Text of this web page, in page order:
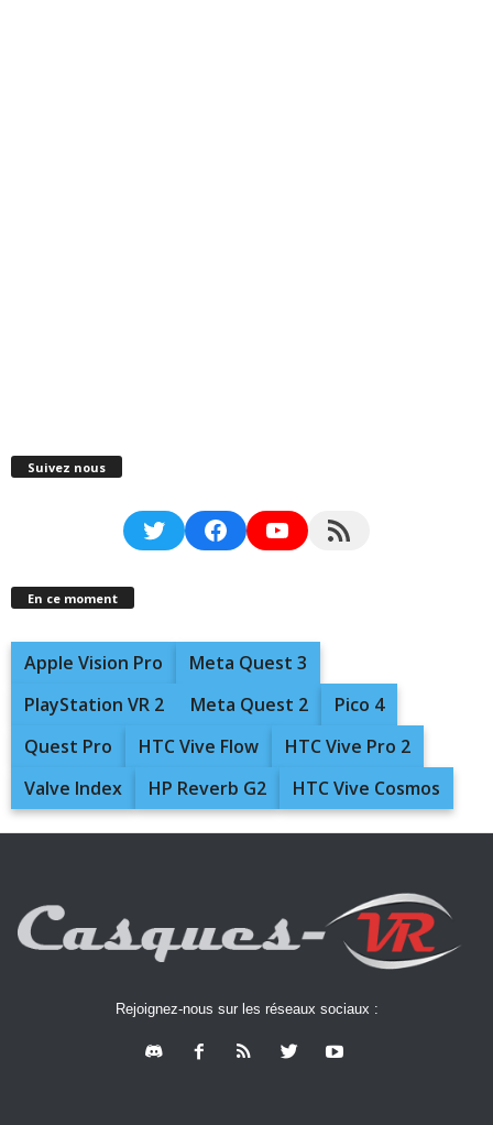
Suivez nous
TwitterFacebookYouTubeRSS Feed
En ce moment
Apple Vision Pro
Meta Quest 3
PlayStation VR 2
Meta Quest 2
Pico 4
Quest Pro
HTC Vive Flow
HTC Vive Pro 2
Valve Index
HP Reverb G2 HTC Vive Cosmos
Rejoignez-nous sur les réseaux sociaux :